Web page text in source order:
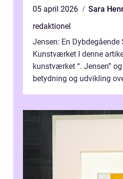
05 april 2026
Sara
redaktionel
Jensen: En Dybdegående
Kunstværket I denne
kunstværket “. Jensen”
betydning og udvikling